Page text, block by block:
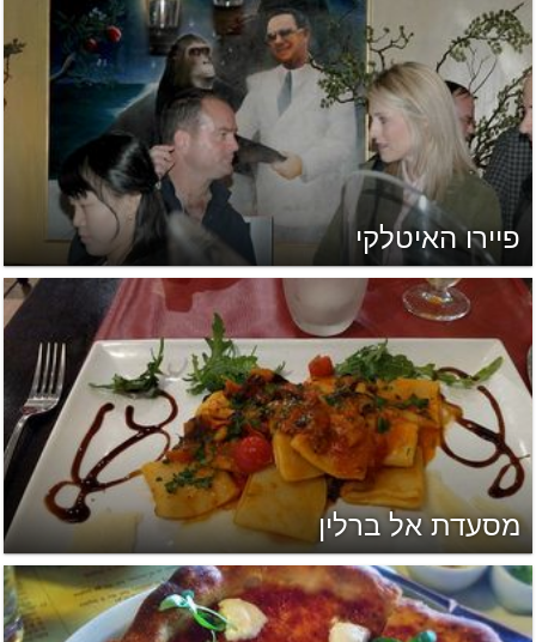
פיירו האיטלקי
מסעדת אל ברלין